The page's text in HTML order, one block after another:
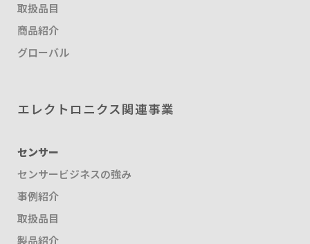
取扱品目
商品紹介
グローバル
エレクトロニクス関連事業
センサー
センサービジネスの強み
事例紹介
取扱品目
製品紹介